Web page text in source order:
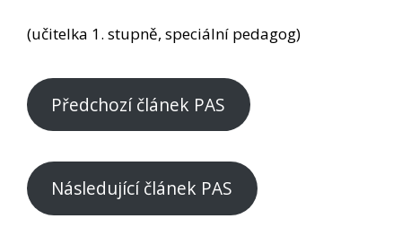
(učitelka 1. stupně, speciální pedagog)
Předchozí článek PAS
Následující článek PAS